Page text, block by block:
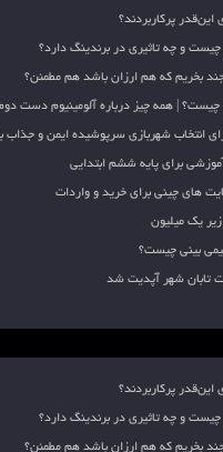
این‌قدر پرکاربردند؟
چیست و چه تاثیری در برندینگ دارد؟
بخریم که هم ارزان باشد هم مطمئن؟
چیست؟ | همه چیز درباره آلومینیوم دست
انتخاب شهربازی سرپوشیده ایمن و جذاب
برای پایه ششم ابتدایی
های چینی برای خرید و واردات
یک میلیون
بینی چیست؟
تابان شهر آپدیت شد
این‌قدر پرکاربردند؟
چیست و چه تاثیری در برندینگ دارد؟
بخریم که هم ارزان باشد هم مطمئن؟